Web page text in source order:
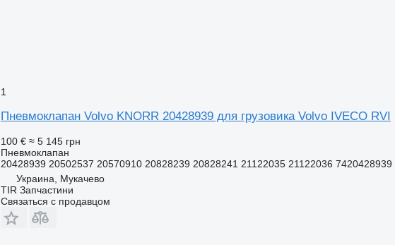
1
Пневмоклапан Volvo KNORR 20428939 для грузовика Volvo IVECO RVI
100 € ≈ 5 145 грн
Пневмоклапан
20428939 20502537 20570910 20828239 20828241 21122035 21122036
Украина, Мукачево
TIR Запчастини
Связаться с продавцом